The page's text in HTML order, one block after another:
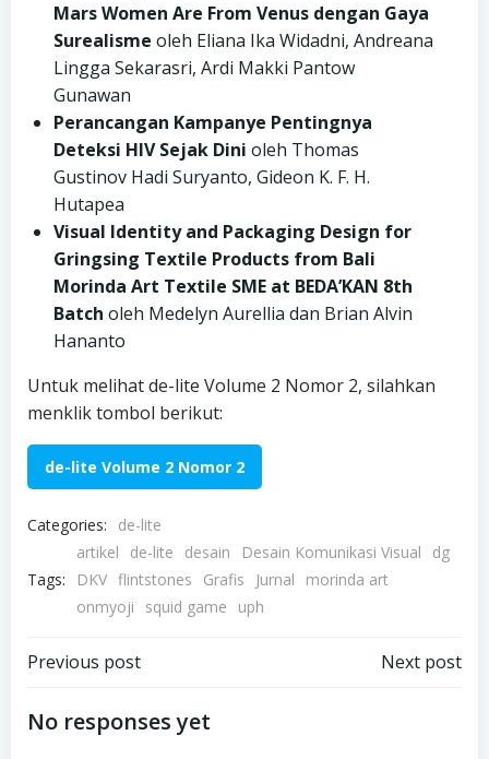
Mars Women Are From Venus dengan Gaya
Surealisme oleh Eliana Ika Widadni, Andreana
Lingga Sekarasri, Ardi Makki Pantow
Gunawan
Perancangan Kampanye Pentingnya
Deteksi HIV Sejak Dini oleh Thomas
Gustinov Hadi Suryanto, Gideon K. F. H.
Hutapea
Visual Identity and Packaging Design for
Gringsing Textile Products from Bali
Morinda Art Textile SME at BEDA’KAN 8th
Batch oleh Medelyn Aurellia dan Brian Alvin
Hananto
Untuk melihat de-lite Volume 2 Nomor 2, silahkan
menklik tombol berikut:
de-lite Volume 2 Nomor 2
Categories: de-lite
Tags:
artikel de-lite desain Desain Komunikasi Visual
dg
DKV flintstones Grafis Jurnal
morinda art
onmyoji
squid game uph
Post
navigation
Previous post Next post
No responses yet